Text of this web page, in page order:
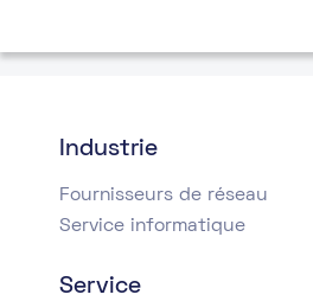
Industrie
Fournisseurs de réseau
Service informatique
Service